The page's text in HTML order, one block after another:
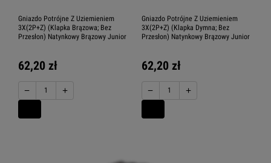
Gniazdo Potrójne Z Uziemieniem
3X(2P+Z) (Klapka Brązowa; Bez
Przesłon) Natynkowy Brązowy Junior
62,20 zł
− +
Gniazdo Potrójne Z Uziemieniem
3X(2P+Z) (Klapka Dymna; Bez
Przesłon) Natynkowy Brązowy Junior
62,20 zł
− +